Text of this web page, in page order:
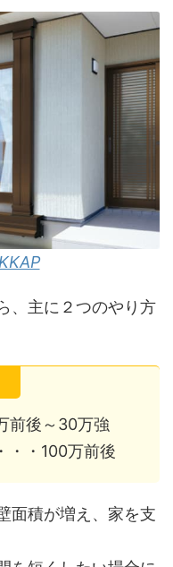
、主に２つのやり方
前後～30万強
・・100万前後
面積が増え、家を支